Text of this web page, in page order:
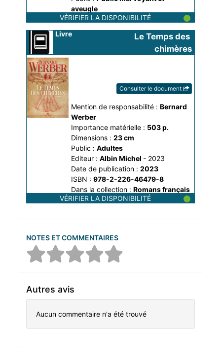
aveugle
Editeur : Audiolib- 2023
Date de publication : 2023, 2023
9791035414191
Ecoutez, c'est un
VÉRIFIER LA DISPONIBILITÉ
Livre
Le Temps des
chimères
Consulter le document
Mention de responsabilité : Bernard
Werber
Importance matérielle : 503 p.
Dimensions : 23 cm
Public : Adultes
Editeur : Albin Michel - 2023
Date de publication : 2023
ISBN : 978-2-226-46479-8
Dans la collection : Romans français
VÉRIFIER LA DISPONIBILITÉ
NOTES ET COMMENTAIRES
Autres avis
Aucun commentaire n'a été trouvé